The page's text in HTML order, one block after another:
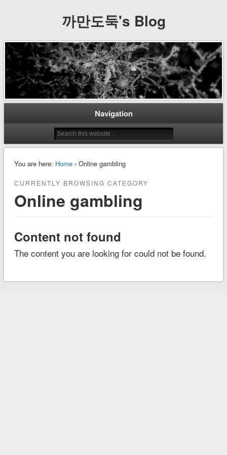
까만도둑's Blog
Navigation
You are here: Home› Online gambling
CURRENTLY BROWSING CATEGORY
Online gambling
Content not found
The content you are looking for could not be found.